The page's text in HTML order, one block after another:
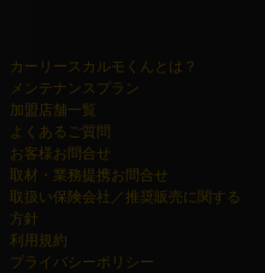
カーリースカルモくんとは？
メンテナンスプラン
加盟店舗一覧
よくあるご質問
お客様お問合せ
取材・業務提携お問合せ
取扱い保険会社／推奨販売に関する
方針
利用規約
プライバシーポリシー